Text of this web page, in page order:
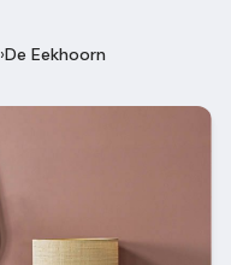
›De Eekhoorn